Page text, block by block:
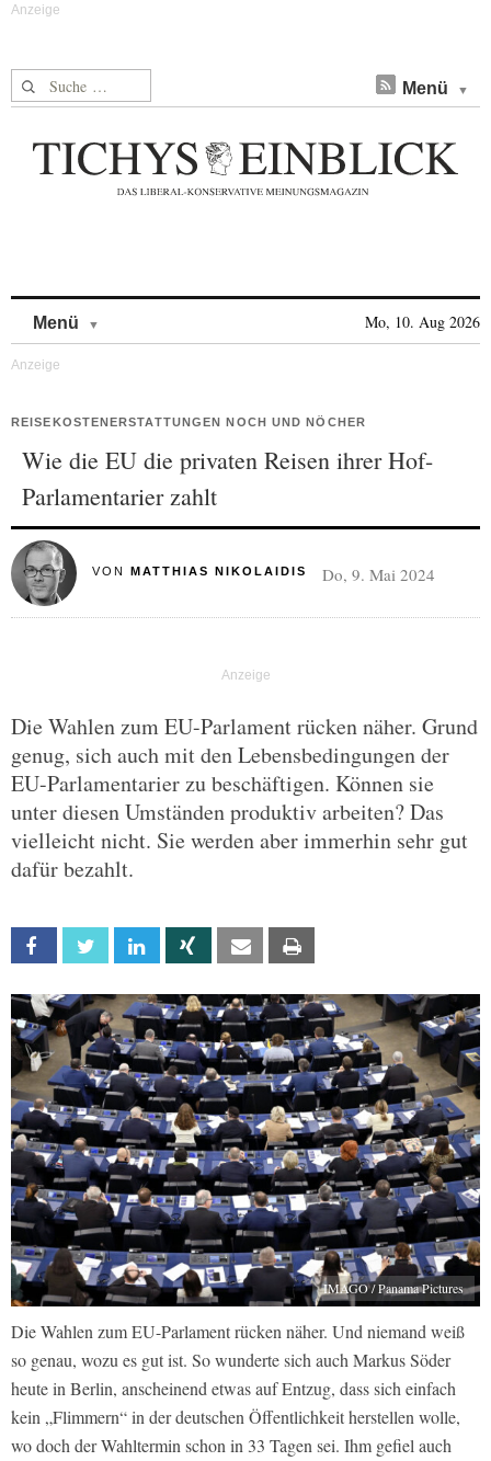
Suche nach: Menü
Menü Mo, 10. Aug 2026
REISEKOSTENERSTATTUNGEN NOCH UND NÖCHER
Wie die EU die privaten Reisen ihrer Hof-
Parlamentarier zahlt
VON MATTHIAS NIKOLAIDIS Do, 9. Mai 2024
Die Wahlen zum EU-Parlament rücken näher. Grund
genug, sich auch mit den Lebensbedingungen der
EU-Parlamentarier zu beschäftigen. Können sie
unter diesen Umständen produktiv arbeiten? Das
vielleicht nicht. Sie werden aber immerhin sehr gut
dafür bezahlt.
Facebook Twitter Linkedin Xing Email
IMAGO / Panama Pictures
Die Wahlen zum EU-Parlament rücken näher. Und niemand weiß
so genau, wozu es gut ist. So wunderte sich auch Markus Söder
heute in Berlin, anscheinend etwas auf Entzug, dass sich einfach
kein „Flimmern“ in der deutschen Öffentlichkeit herstellen wolle,
wo doch der Wahltermin schon in 33 Tagen sei. Ihm gefiel auch